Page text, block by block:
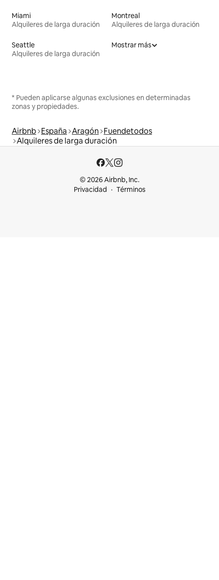
Miami
Alquileres de larga duración
Montreal
Alquileres de larga duración
Seattle
Alquileres de larga duración
Mostrar más
* Pueden aplicarse algunas exclusiones en determinadas
zonas y propiedades.
Airbnb España Aragón Fuendetodos
Alquileres de larga duración
© 2026 Airbnb, Inc.
Privacidad
Términos